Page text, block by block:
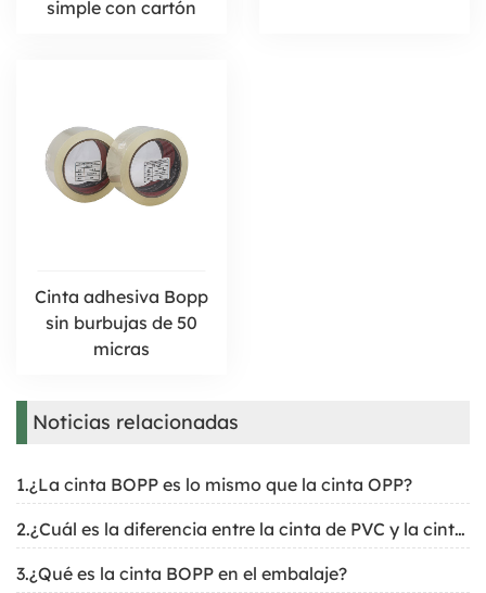
simple con cartón
Cinta adhesiva Bopp
sin burbujas de 50
micras
Noticias relacionadas
1.¿La cinta BOPP es lo mismo que la cinta OPP?
2.¿Cuál es la diferencia entre la cinta de PVC y la cinta Bopp?
3.¿Qué es la cinta BOPP en el embalaje?